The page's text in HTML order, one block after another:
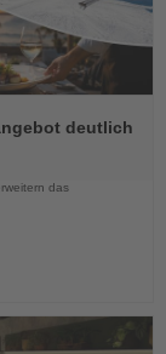
deutlich
das